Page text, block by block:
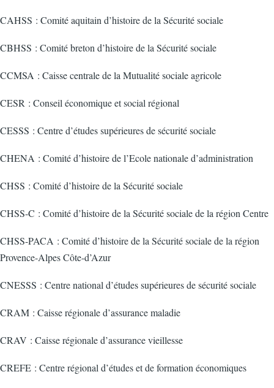
CAHSS : Comité aquitain d’histoire de la Sécurité sociale
CBHSS : Comité breton d’histoire de la Sécurité sociale
CCMSA : Caisse centrale de la Mutualité sociale agricole
CESR : Conseil économique et social régional
CESSS : Centre d’études supérieures de sécurité sociale
CHENA : Comité d’histoire de l’Ecole nationale d’administration
CHSS : Comité d’histoire de la Sécurité sociale
CHSS-C : Comité d’histoire de la Sécurité sociale de la région Centre
CHSS-PACA : Comité d’histoire de la Sécurité sociale de la région
Provence-Alpes Côte-d’Azur
CNESSS : Centre national d’études supérieures de sécurité sociale
CRAM : Caisse régionale d’assurance maladie
CRAV : Caisse régionale d’assurance vieillesse
CREFE : Centre régional d’études et de formation économiques